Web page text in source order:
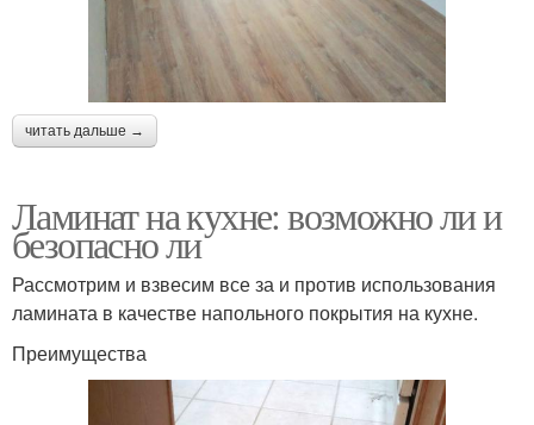
читать дальше →
Ламинат на кухне: возможно ли и
безопасно ли
Рассмотрим и взвесим все за и против использования
ламината в качестве напольного покрытия на кухне.
Преимущества